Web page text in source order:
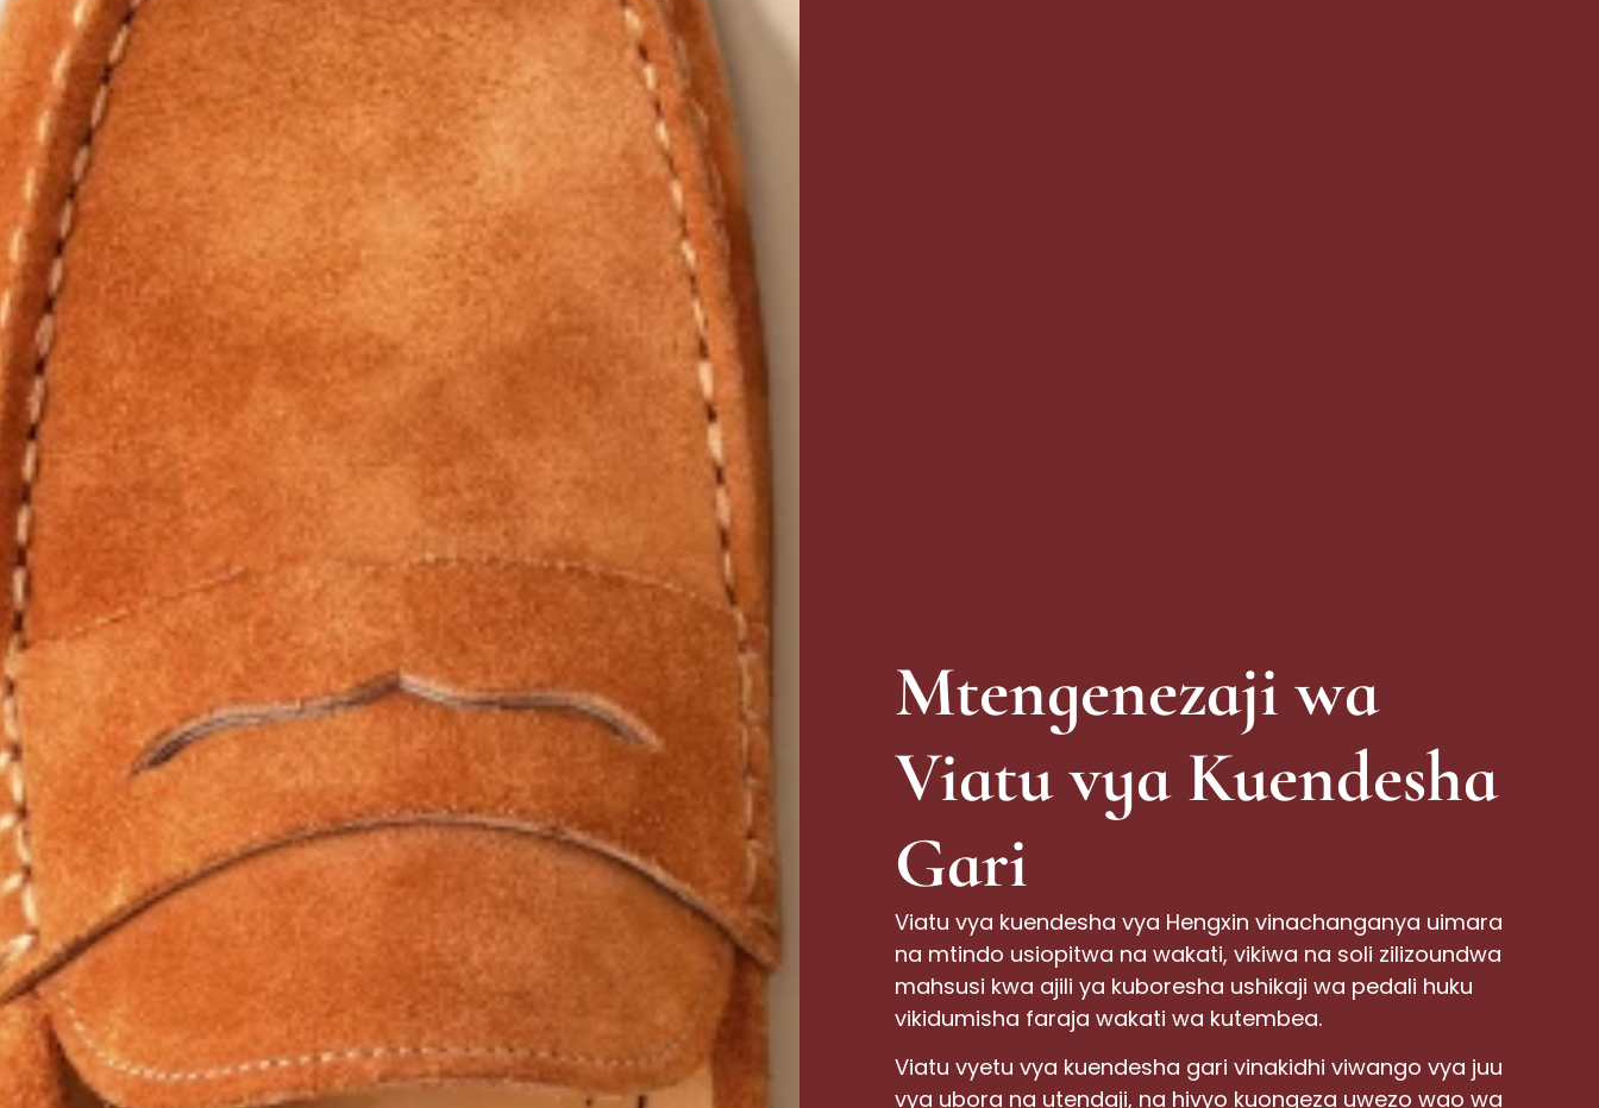
Mtengenezaji wa
Viatu vya Kuendesha
Gari
Viatu vya kuendesha vya Hengxin vinachanganya uimara
na mtindo usiopitwa na wakati, vikiwa na soli zilizoundwa
mahsusi kwa ajili ya kuboresha ushikaji wa pedali huku
vikidumisha faraja wakati wa kutembea.
Viatu vyetu vya kuendesha gari vinakidhi viwango vya juu
vya ubora na utendaji, na hivyo kuongeza uwezo wao wa